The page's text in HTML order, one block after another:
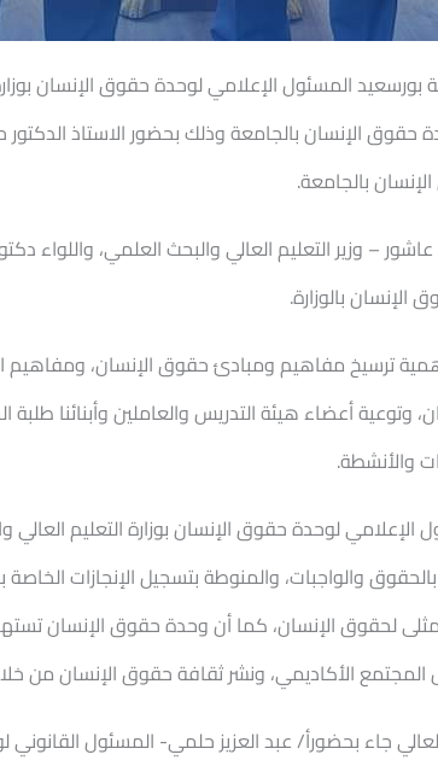
بورسعيد المسئول الإعلامي لوحدة حقوق الإنسان
حقوق الإنسان بالجامعة وذلك بحضور الاستاذ
بالجامعة.
– وزير التعليم العالي والبحث العلمي، واللواء
بالوزارة.
ترسيخ مفاهيم ومبادئ حقوق الإنسان،
أعضاء هيئة التدريس والعاملين وأبنائنا
والأنشطة.
لوحدة حقوق الإنسان بوزارة التعليم
والواجبات، والمنوطة بتسجيل الإنجازات الخاصة
لحقوق الإنسان، كما أن وحدة حقوق الإنسان
الأكاديمي، ونشر ثقافة حقوق الإنسان من
جاء بحضورأ/ عبد العزيز حلمي- المسئول